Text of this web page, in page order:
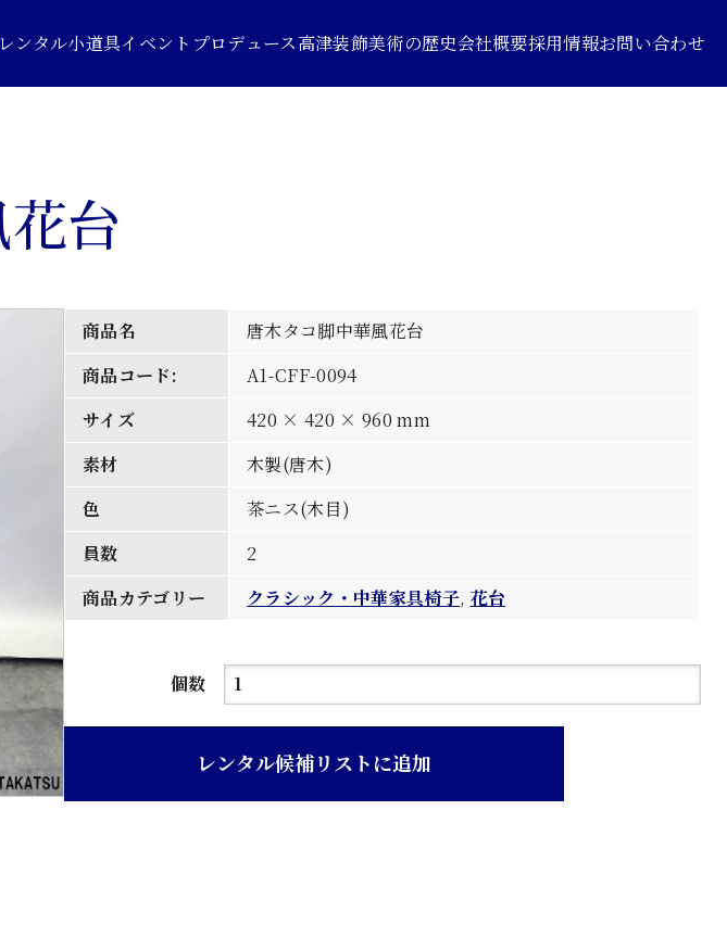
レンタル小道具イベントプロデュース高津装飾美術の歴史会社概要採用情報お問い合わせ
台
商品名
唐木タコ脚中華風花台
商品コード:
A1-CFF-0094
サイズ
420 × 420 × 960 mm
素材
木製(唐木)
色
茶ニス(木目)
員数
2
商品カテゴリー
クラシック・中華家具椅子, 花台
個数
唐
レンタル候補リストに追加